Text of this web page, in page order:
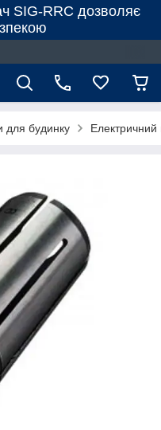
SIG-RRC дозволяє
для будинку Електричний